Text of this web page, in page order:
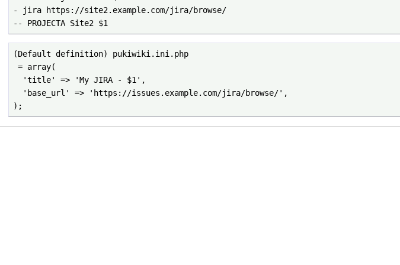
- jira https://site2.example.com/jira/browse/
-- PROJECTA Site2 $1
(Default definition) pukiwiki.ini.php
= array(
);